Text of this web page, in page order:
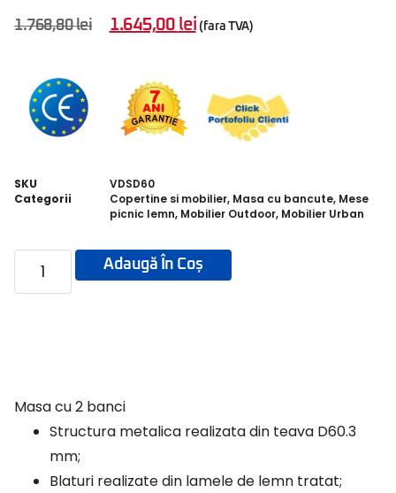
1.768,80lei 1.645,00 lei (fara TVA)
SKU
VDSD60
Categorii
Copertine si mobilier, Masa cu bancute, Mese
picnic lemn, Mobilier Outdoor, Mobilier Urban
Adaugă În Coș
Masa cu 2 banci
Structura metalica realizata din teava D60.3
mm;
Blaturi realizate din lamele de lemn tratat;